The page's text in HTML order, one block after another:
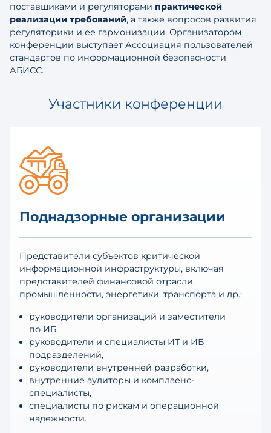
поставщиками и регуляторами практической
реализации требований, а также вопросов развития
регуляторики и ее гармонизации. Организатором
конференции выступает Ассоциация пользователей
стандартов по информационной безопасности
АБИСС.
Участники конференции
Поднадзорные организации
Представители субъектов критической
информационной инфраструктуры, включая
представителей финансовой отрасли,
промышленности, энергетики, транспорта и др.:
руководители организаций и заместители
по ИБ,
руководители и специалисты ИТ и ИБ
подразделений,
руководители внутренней разработки,
внутренние аудиторы и комплаенс-
специалисты,
специалисты по рискам и операционной
надежности.